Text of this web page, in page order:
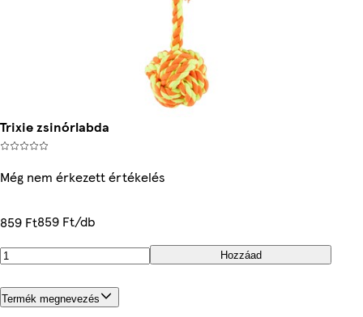
Trixie zsinórlabda
Még nem érkezett értékelés
859 Ft859 Ft/db
Hozzáad
Termék megnevezés